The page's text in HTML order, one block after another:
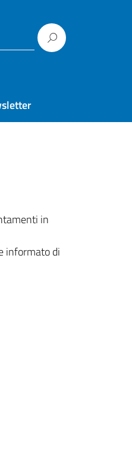
in
informato di